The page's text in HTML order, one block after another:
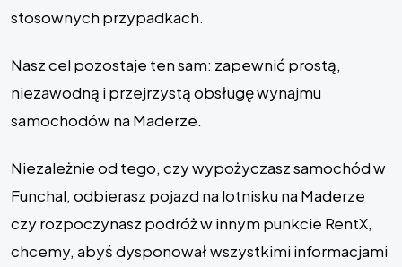
stosownych przypadkach.
Nasz cel pozostaje ten sam: zapewnić prostą,
niezawodną i przejrzystą obsługę wynajmu
samochodów na Maderze.
Niezależnie od tego, czy wypożyczasz samochód w
Funchal, odbierasz pojazd na lotnisku na Maderze
czy rozpoczynasz podróż w innym punkcie RentX,
chcemy, abyś dysponował wszystkimi informacjami